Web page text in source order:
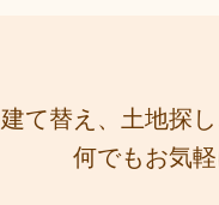
建て替え、土地探し
何でもお気軽